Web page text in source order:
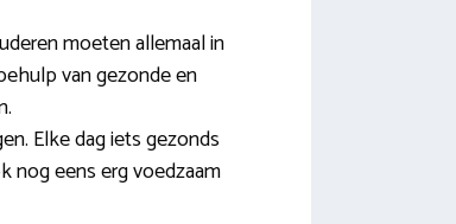
moeten allemaal in
van gezonde en
Elke dag iets gezonds
nog eens erg voedzaam